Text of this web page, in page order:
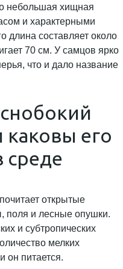
небольшая хищная
и характерными
длина составляет около
70 см. У самцов ярко
что и дало название
каковы его
среде
открытые
поля и лесные опушки.
и субтропических
мелких
он питается.